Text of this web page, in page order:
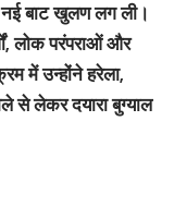
बाट खुलण लग ली।
लोक परंपराओं और
में उन्होंने हरेला,
से लेकर दयारा बुग्याल